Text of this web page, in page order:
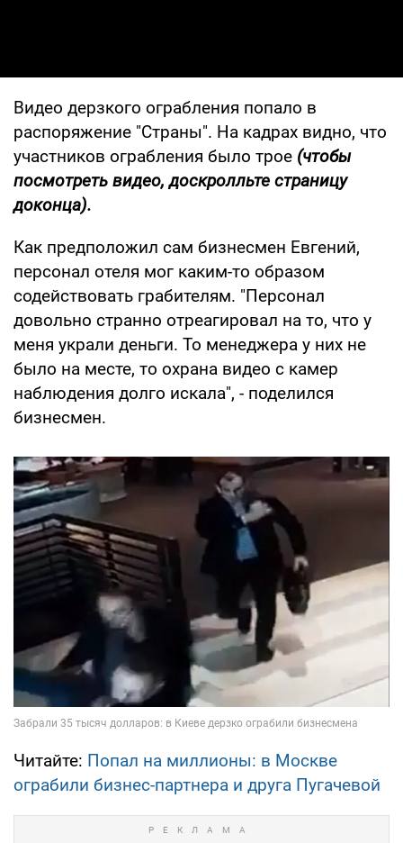
Видео дерзкого ограбления попало в
распоряжение "Страны". На кадрах видно, что
участников ограбления было трое (чтобы
посмотреть видео, доскролльте страницу
доконца).
Как предположил сам бизнесмен Евгений,
персонал отеля мог каким-то образом
содействовать грабителям. "Персонал
довольно странно отреагировал на то, что у
меня украли деньги. То менеджера у них не
было на месте, то охрана видео с камер
наблюдения долго искала", - поделился
бизнесмен.
Читайте: Попал на миллионы: в Москве
ограбили бизнес-партнера и друга Пугачевой